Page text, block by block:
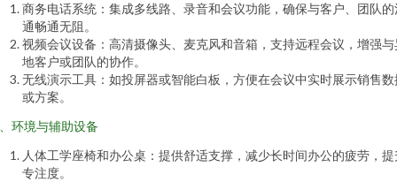
商务电话系统：集成多线路、录音和会议功能，确保与客户、团队的
通畅通无阻。
视频会议设备：高清摄像头、麦克风和音箱，支持远程会议，增强与
地客户或团队的协作。
无线演示工具：如投屏器或智能白板，方便在会议中实时展示销售数
或方案。
环境与辅助设备
人体工学座椅和办公桌：提供舒适支撑，减少长时间办公的疲劳，提
专注度。